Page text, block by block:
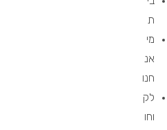
ת
מי
אנ
חנו
לק
וחו